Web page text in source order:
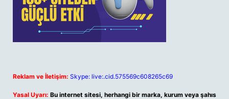
Reklam ve İletişim: Skype: live:.cid.575569c608265c69
Yasal Uyarı: Bu internet sitesi, herhangi bir marka, kurum veya şahıs